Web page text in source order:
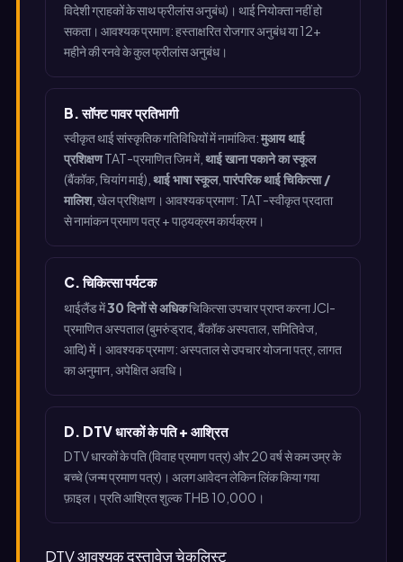
विदेशी ग्राहकों के साथ फ्रीलांस अनुबंध)। थाई नियोक्ता नहीं हो
सकता। आवश्यक प्रमाण: हस्ताक्षरित रोजगार अनुबंध या 12+
महीने की रनवे के कुल फ्रीलांस अनुबंध।
B. सॉफ्ट पावर प्रतिभागी
स्वीकृत थाई सांस्कृतिक गतिविधियों में नामांकित:मुआय थाई
प्रशिक्षणTAT-प्रमाणित जिम में, थाई खाना पकाने का स्कूल
(बैंकॉक, चियांग माई), थाई भाषा स्कूल, पारंपरिक थाई चिकित्सा /
मालिश, खेल प्रशिक्षण। आवश्यक प्रमाण: TAT-स्वीकृत प्रदाता
से नामांकन प्रमाण पत्र + पाठ्यक्रम कार्यक्रम।
C. चिकित्सा पर्यटक
थाईलैंड में30 दिनों से अधिकचिकित्सा उपचार प्राप्त करना JCI-
प्रमाणित अस्पताल (बुमरुंड्राद, बैंकॉक अस्पताल, समितिवेज,
आदि) में। आवश्यक प्रमाण: अस्पताल से उपचार योजना पत्र, लागत
का अनुमान, अपेक्षित अवधि।
D. DTV धारकों के पति + आश्रित
DTV धारकों के पति (विवाह प्रमाण पत्र) और 20 वर्ष से कम उम्र के
बच्चे (जन्म प्रमाण पत्र)। अलग आवेदन लेकिन लिंक किया गया
फ़ाइल। प्रति आश्रित शुल्क THB 10,000।
DTV आवश्यक दस्तावेज़ चेकलिस्ट